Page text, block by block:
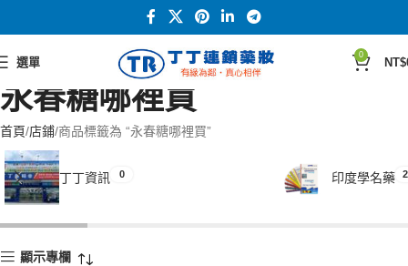
選單
0
NT$
永春糖哪裡買
首頁 店鋪 商品標籤為 “永春糖哪裡買”
丁丁資訊 0 印度學名藥
顯示專欄